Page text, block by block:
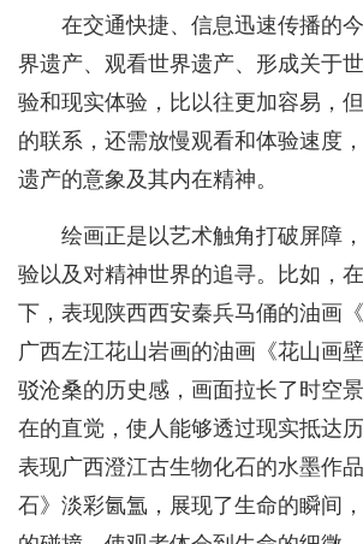
在交通快捷、信息迅速传播的
界遗产、观看世界遗产、形成关于
验和现实体验，比以往更加容易，
的联系，还需放慢观看和体验速度
遗产的意象及其内在精神。
绘画正是以艺术触角打破屏障
验以及对精神世界的追寻。比如，
下，表现陕西西安秦兵马俑的油画
广西左江花山岩画的油画《花山画
驳沧桑的历史感，画面拉长了时空
在的直觉，使人能够透过现实抵达
表现广西澄江古生物化石的水墨作
石》淡彩氤氲，展现了生命的瞬间